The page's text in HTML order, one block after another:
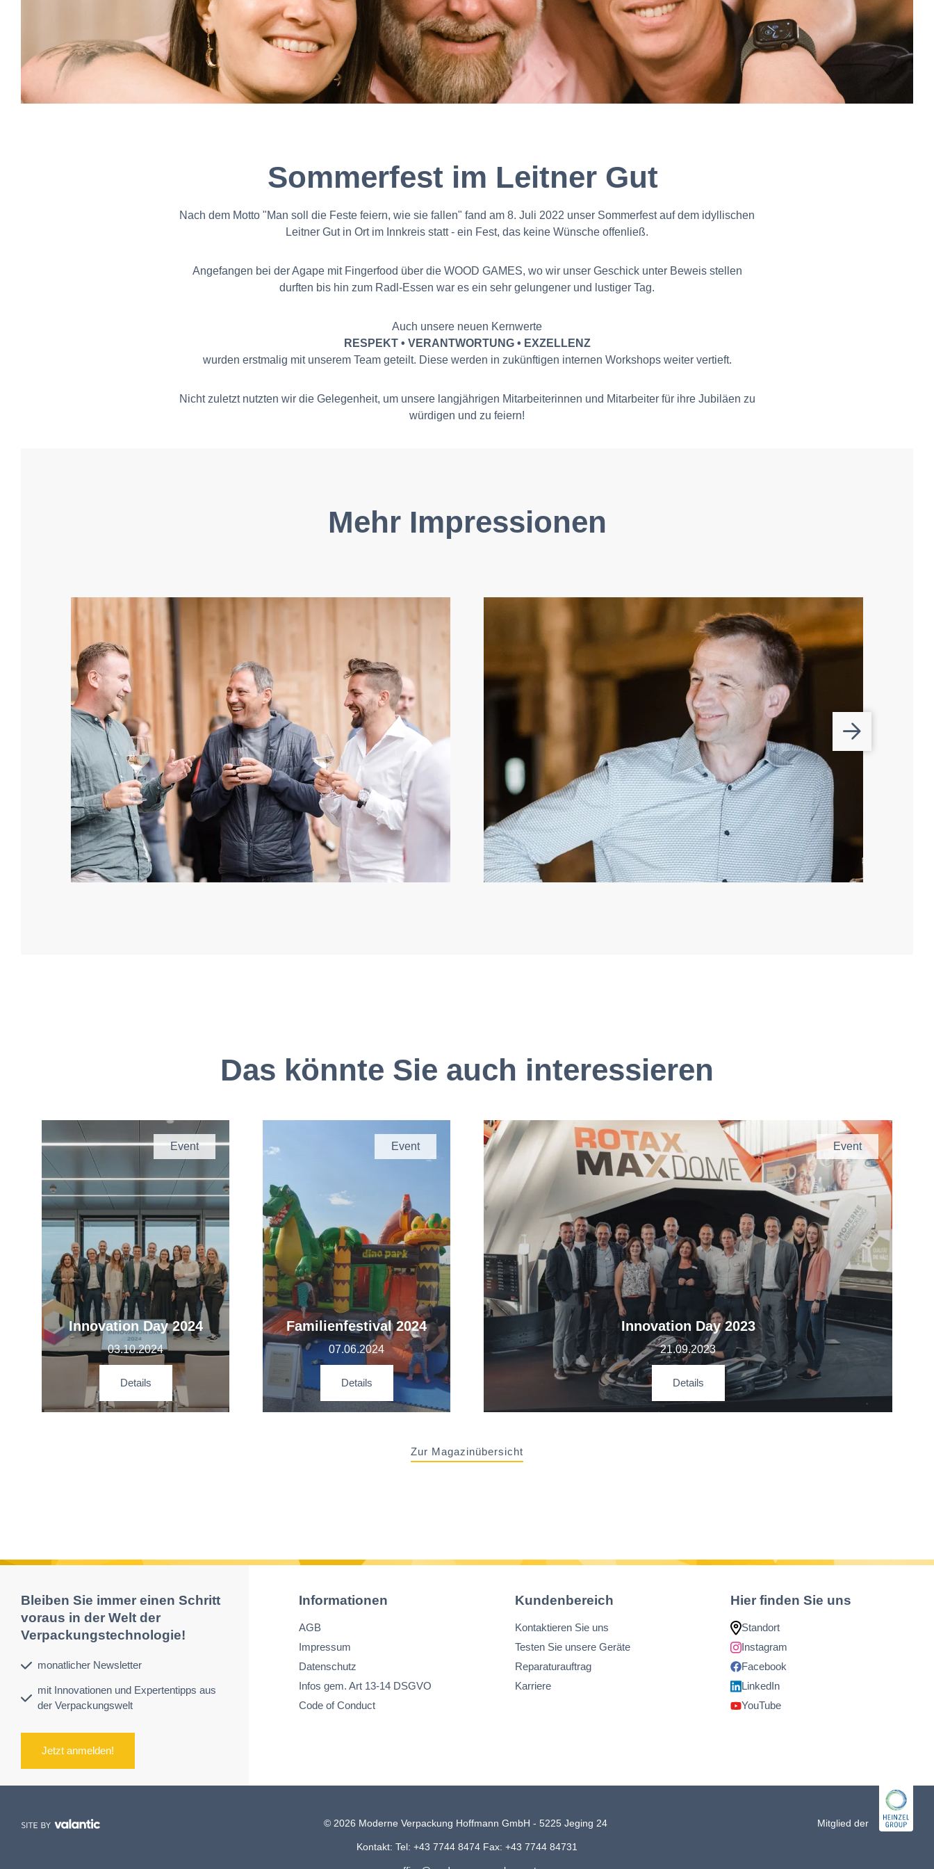
Sommerfest im Leitner Gut
Nach dem Motto "Man soll die Feste feiern, wie sie fallen" fand am 8. Juli 2022 unser Sommerfest auf dem idyllischen
Leitner Gut in Ort im Innkreis statt - ein Fest, das keine Wünsche offenließ.
Angefangen bei der Agape mit Fingerfood über die WOOD GAMES, wo wir unser Geschick unter Beweis stellen
durften bis hin zum Radl-Essen war es ein sehr gelungener und lustiger Tag.
Auch unsere neuen Kernwerte
RESPEKT • VERANTWORTUNG • EXZELLENZ
wurden erstmalig mit unserem Team geteilt. Diese werden in zukünftigen internen Workshops weiter vertieft.
Nicht zuletzt nutzten wir die Gelegenheit, um unsere langjährigen Mitarbeiterinnen und Mitarbeiter für ihre Jubiläen zu
würdigen und zu feiern!
Mehr Impressionen
Das könnte Sie auch interessieren
Event
Innovation Day 2024
03.10.2024
Details
Event
Familienfestival 2024
07.06.2024
Details
Event
Innovation Day 2023
21.09.2023
Details
Zur Magazinübersicht
Bleiben Sie immer einen Schritt
voraus in der Welt der
Verpackungstechnologie!
monatlicher Newsletter
mit Innovationen und Expertentipps aus
der Verpackungswelt
Jetzt anmelden!
Informationen
AGB
Impressum
Datenschutz
Infos gem. Art 13-14 DSGVO
Code of Conduct
Kundenbereich
Kontaktieren Sie uns
Testen Sie unsere Geräte
Reparaturauftrag
Karriere
Hier finden Sie uns
Standort
Instagram
Facebook
LinkedIn
YouTube
© 2026 Moderne Verpackung Hoffmann GmbH - 5225 Jeging 24
Kontakt: Tel: +43 7744 8474 Fax: +43 7744 84731
Mitglied der